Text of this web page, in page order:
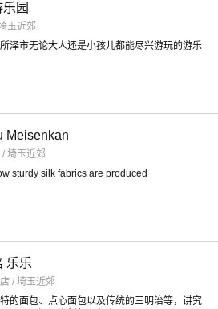
园
玉近郊
泽市无论大人还是小孩儿都能尽兴游玩的游乐
Meisenkan
埼玉近郊
sturdy silk fabrics are produced
乐乐
/ 埼玉近郊
的面包、点心面包以及传统的三明治等，讲究